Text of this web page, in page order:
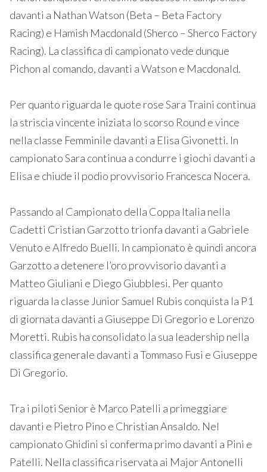
davanti a Nathan Watson (Beta – Beta Factory
Racing) e Hamish Macdonald (Sherco – Sherco Factory
Racing). La classifica di campionato vede dunque
Pichon al comando, davanti a Watson e Macdonald.
Per quanto riguarda le quote rose Sara Traini continua
la striscia vincente iniziata lo scorso Round e vince
nella classe Femminile davanti a Elisa Givonetti. In
campionato Sara continua a condurre i giochi davanti a
Elisa e chiude il podio provvisorio Francesca Nocera.
Passando al Campionato della Coppa Italia nella
Cadetti Cristian Garzotto trionfa davanti a Gabriele
Venuto e Alfredo Buelli. In campionato è quindi ancora
Garzotto a detenere l’oro provvisorio davanti a
Matteo Giuliani e Diego Giubblesi. Per quanto
riguarda la classe Junior Samuel Rubis conquista la P1
di giornata davanti a Giuseppe Di Gregorio e Lorenzo
Moretti. Rubis ha consolidato la sua leadership nella
classifica generale davanti a Tommaso Fusi e Giuseppe
Di Gregorio.
Tra i piloti Senior è Marco Patelli a primeggiare
davanti e Pietro Pino e Christian Ansaldo. Nel
campionato Ghidini si conferma primo davanti a Pini e
Patelli. Nella classifica riservata ai Major Antonelli